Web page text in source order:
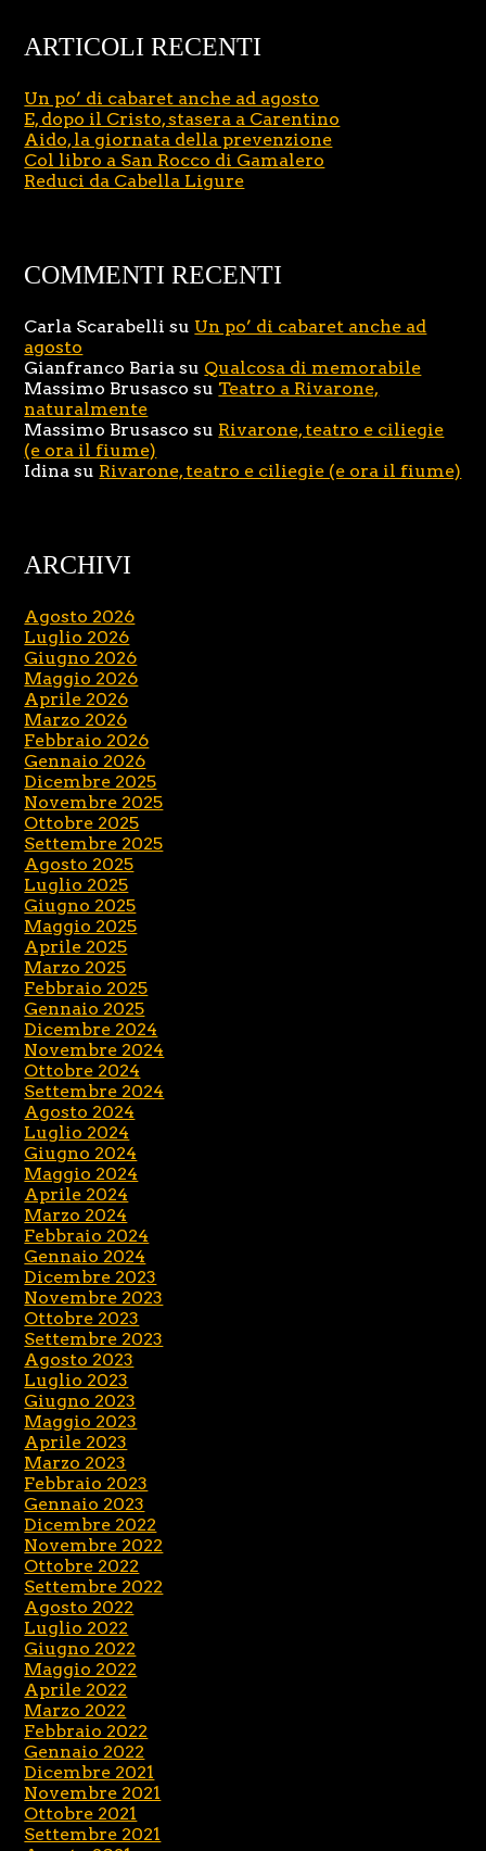
ARTICOLI RECENTI
Un po’ di cabaret anche ad agosto
E, dopo il Cristo, stasera a Carentino
Aido, la giornata della prevenzione
Col libro a San Rocco di Gamalero
Reduci da Cabella Ligure
COMMENTI RECENTI
Carla Scarabelli su Un po’ di cabaret anche ad
agosto
Gianfranco Baria su Qualcosa di memorabile
Massimo Brusasco su Teatro a Rivarone,
naturalmente
Massimo Brusasco su Rivarone, teatro e ciliegie
(e ora il fiume)
Idina su Rivarone, teatro e ciliegie (e ora il fiume)
ARCHIVI
Agosto 2026
Luglio 2026
Giugno 2026
Maggio 2026
Aprile 2026
Marzo 2026
Febbraio 2026
Gennaio 2026
Dicembre 2025
Novembre 2025
Ottobre 2025
Settembre 2025
Agosto 2025
Luglio 2025
Giugno 2025
Maggio 2025
Aprile 2025
Marzo 2025
Febbraio 2025
Gennaio 2025
Dicembre 2024
Novembre 2024
Ottobre 2024
Settembre 2024
Agosto 2024
Luglio 2024
Giugno 2024
Maggio 2024
Aprile 2024
Marzo 2024
Febbraio 2024
Gennaio 2024
Dicembre 2023
Novembre 2023
Ottobre 2023
Settembre 2023
Agosto 2023
Luglio 2023
Giugno 2023
Maggio 2023
Aprile 2023
Marzo 2023
Febbraio 2023
Gennaio 2023
Dicembre 2022
Novembre 2022
Ottobre 2022
Settembre 2022
Agosto 2022
Luglio 2022
Giugno 2022
Maggio 2022
Aprile 2022
Marzo 2022
Febbraio 2022
Gennaio 2022
Dicembre 2021
Novembre 2021
Ottobre 2021
Settembre 2021